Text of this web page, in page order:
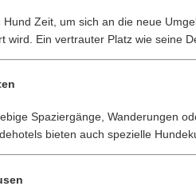
Zeit, um sich an die neue
Ein vertrauter Platz wie seine
Spaziergänge, Wanderungen
bieten auch spezielle